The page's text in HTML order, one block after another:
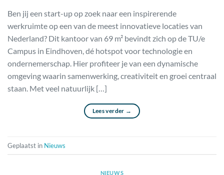
Ben jij een start-up op zoek naar een inspirerende
werkruimte op een van de meest innovatieve locaties van
Nederland? Dit kantoor van 69 m² bevindt zich op de TU/e
Campus in Eindhoven, dé hotspot voor technologie en
ondernemerschap. Hier profiteer je van een dynamische
omgeving waarin samenwerking, creativiteit en groei centraal
staan. Met veel natuurlijk […]
Lees verder →
Geplaatst in Nieuws
NIEUWS